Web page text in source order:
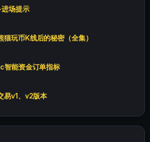
场提示
猫玩币K线后的秘密（全集）
智能资金订单指标
易v1、v2版本